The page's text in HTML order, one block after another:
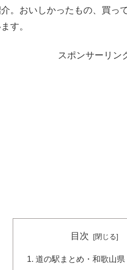
。おいしかったもの、買っ
す。
スポンサーリン
目次
道の駅まとめ・和歌山